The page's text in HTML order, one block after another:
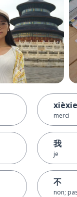
xièxie
merci
我
je
不
non;